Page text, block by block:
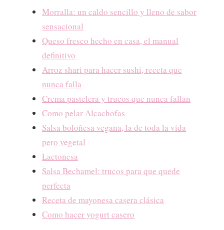
Morralla: un caldo sencillo y lleno de sabor
sensacional
Queso fresco hecho en casa, el manual
definitivo
Arroz shari para hacer sushi, receta que
nunca falla
Crema pastelera y trucos que nunca fallan
Como pelar Alcachofas
Salsa boloñesa vegana, la de toda la vida
pero vegetal
Lactonesa
Salsa Bechamel: trucos para que quede
perfecta
Receta de mayonesa casera clásica
Como hacer yogurt casero